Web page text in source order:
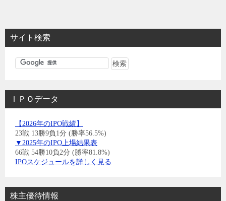
サイト検索
ＩＰＯデータ
【2026年のIPO戦績】
23戦 13勝9負1分 (勝率56.5%)
▼2025年のIPO上場結果表
66戦 54勝10負2分 (勝率81.8%)
IPOスケジュールを詳しく見る
株主優待情報